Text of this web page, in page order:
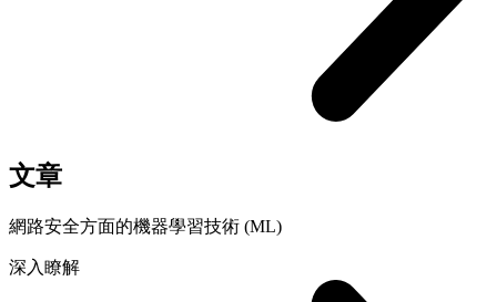
文章
網路安全方面的機器學習技術 (ML)
深入瞭解